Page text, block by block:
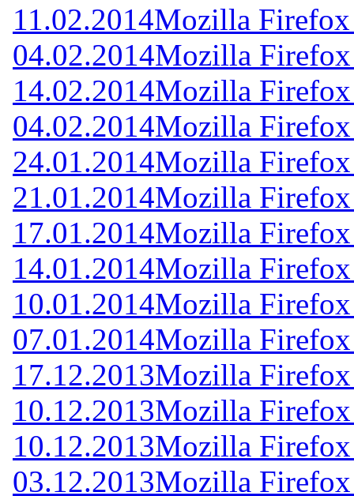
11.02.2014Mozilla
04.02.2014Mozilla
14.02.2014Mozilla
04.02.2014Mozilla
24.01.2014Mozilla
21.01.2014Mozilla
17.01.2014Mozilla
14.01.2014Mozilla
10.01.2014Mozilla
07.01.2014Mozilla
17.12.2013Mozilla
10.12.2013Mozilla
10.12.2013Mozilla
03.12.2013Mozilla